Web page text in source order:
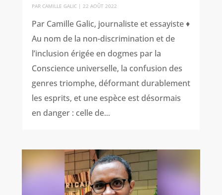
PAR CAMILLE GALIC| 22 AOÛT 2022
Par Camille Galic, journaliste et essayiste ♦
Au nom de la non-discrimination et de
l’inclusion érigée en dogmes par la
Conscience universelle, la confusion des
genres triomphe, déformant durablement
les esprits, et une espèce est désormais
en danger : celle de...